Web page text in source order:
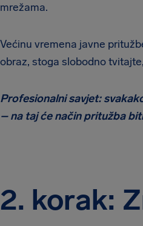
mrežama.
Većinu vremena javne
obraz, stoga slobodno
Profesionalni savjet:
– na taj će način pritužba
2. korak: